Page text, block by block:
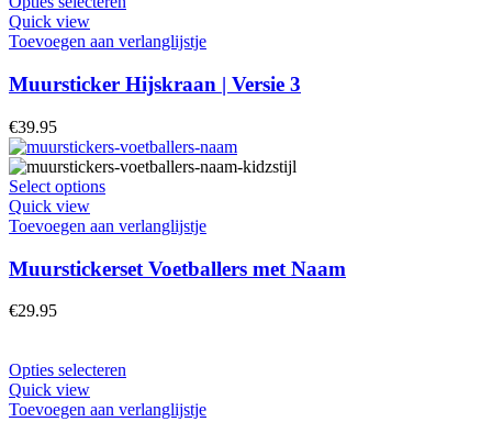
op
de
productpagina
heeft
variaties.
Deze
kan
gekozen
worden
de
productpagina
Quick view
Toevoegen aan verlanglijstje
Muursticker Hijskraan | Versie 3
€39.95
Select optionsDit
heeft
variaties.
Deze
worden
op
de
productpagina
Quick view
Toevoegen aan verlanglijstje
Muurstickerset Voetballers met Naam
€29.95
Opties selecteren
heeft
Quick view
Toevoegen aan verlanglijstje